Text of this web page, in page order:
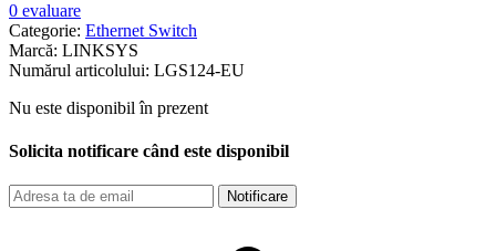
0 evaluare
Categorie: Ethernet Switch
Marcă: LINKSYS
Numărul articolului: LGS124-EU
Nu este disponibil în prezent
Solicita notificare când este disponibil
Notificare